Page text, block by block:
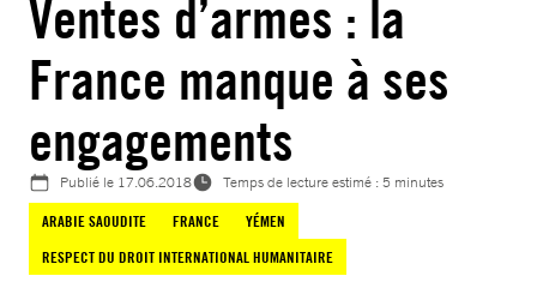
Ventes d’armes : la
France manque à ses
engagements
Publié le 17.06.2018
Temps de lecture estimé : 5 minutes
ARABIE SAOUDITE
FRANCE
YÉMEN
RESPECT DU DROIT INTERNATIONAL HUMANITAIRE